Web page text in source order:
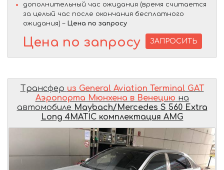
дополнительный час ожидания (время считается
за целый час после окончания бесплатного
ожидания) – Цена по запросу
Цена по запросу ЗАПРОСИТЬ
Трансфер из General Aviation Terminal GAT
Аэропорта Мюнхена в Венецию на
автомобиле Maybach/Mercedes S 560 Extra
Long 4MATIC комплектация AMG